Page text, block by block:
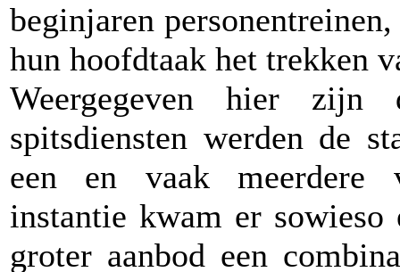
beginjaren
hun hoofdtaak het trekken
Weergegeven hier zijn
spitsdiensten werden de
een en vaak meerdere
instantie kwam er
groter aanbod een